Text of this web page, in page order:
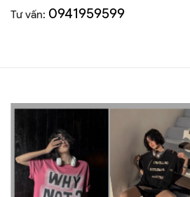
Tư vấn: 0941959599